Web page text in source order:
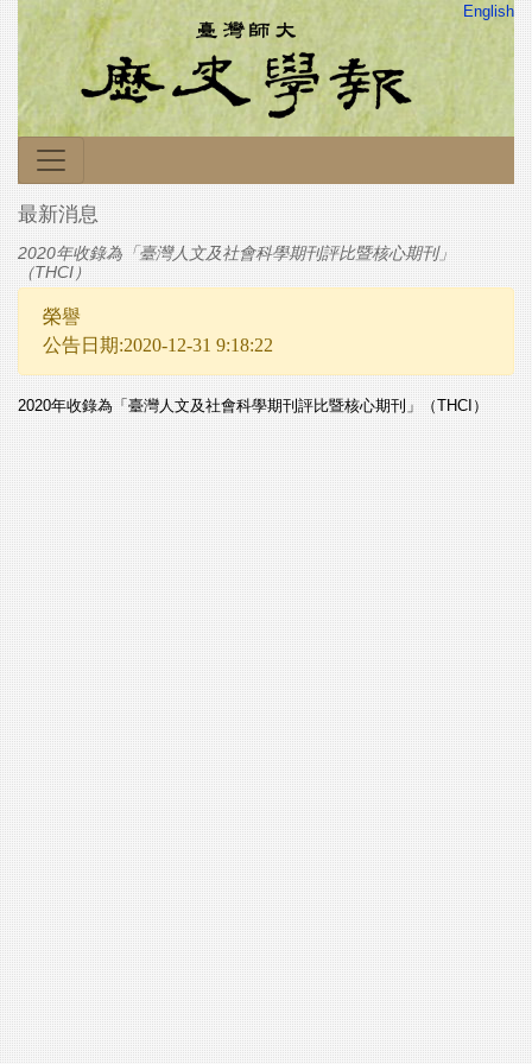
English
最新消息
2020年收錄為「臺灣人文及社會科學期刊評比暨核心期刊」
（THCI）
榮譽
公告日期:2020-12-31 9:18:22
2020年收錄為「臺灣人文及社會科學期刊評比暨核心期刊」（THCI）